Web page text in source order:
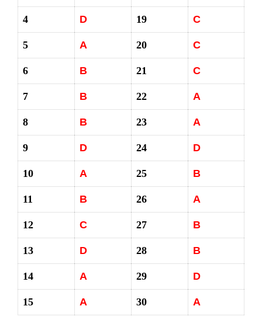
4 D 19 C
5 A 20 C
6 B 21 C
7 B 22 A
8 B 23 A
9 D 24 D
10 A 25 B
11 B 26 A
12 C 27 B
13 D 28 B
14 A 29 D
15 A 30 A